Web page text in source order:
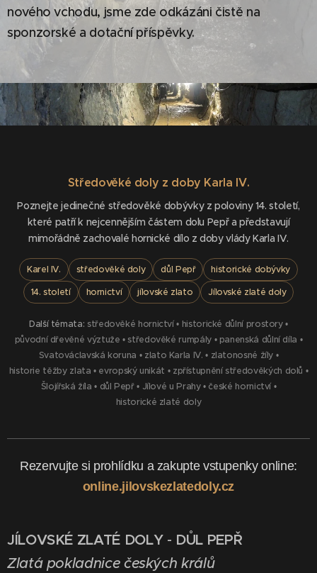
nového vchodu, jsme zde odkázáni čistě na
sponzorské a dotační příspěvky.
Středověké doly z doby Karla IV.
Poznejte jedinečné středověké dobývky z poloviny 14. století,
které patří k nejcennějším částem dolu Pepř a představují
mimořádně zachovalé hornické dílo z doby vlády Karla IV.
Karel IV. středověké doly důl Pepř historické dobývky
14. století hornictví jílovské zlato Jílovské zlaté doly
Další témata: středověké hornictví• historické důlní prostory•
původní dřevěné výztuže • středověké rumpály• panenská důlní díla •
Svatováclavská koruna • zlato Karla IV. • zlatonosné žíly •
historie těžby zlata • evropský unikát • zpřístupnění středověkých dolů •
Šlojířská žíla • důl Pepř• Jílové u Prahy• české hornictví •
historické zlaté doly
Rezervujte si prohlídku a zakupte vstupenky online:
online.jilovskezlatedoly.cz
JÍLOVSKÉ ZLATÉ DOLY- DŮL PEPŘ
Zlatá pokladnice českých králů